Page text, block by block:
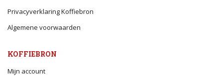
Privacyverklaring Koffiebron
Algemene voorwaarden
KOFFIEBRON
Mijn account